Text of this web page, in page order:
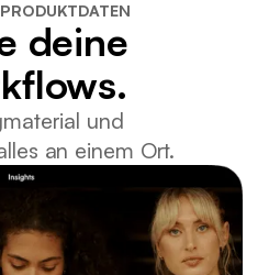
deine
und
an einem Ort.